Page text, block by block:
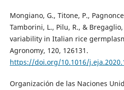
Mongiano, G., Titone, P.,
Tamborini, L., Pilu, R., &
variability in Italian rice
Agronomy, 120, 126131.
https://doi.org/10.1016/
Organización de las Naciones